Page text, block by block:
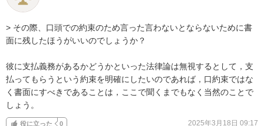
> その際、口頭での約束のため言った言わないとならないために書
面に残したほうがいいのでしょうか？
彼に支払義務があるかどうかといった法律論は無視するとして，支
払ってもらうという約束を明確にしたいのであれば，口約束ではな
く書面にすべきであることは，ここで聞くまでもなく当然のことで
しょう。
役に立った 0 2025年3月18日 09:17